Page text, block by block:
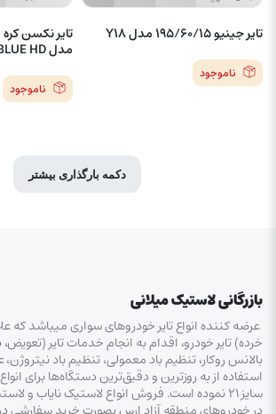
تایر جینیو 195/60/15 مدل Y18
ناموجود
مدل NBLUE HD
ناموجود
دکمه بارگذاری بیشتر
بازرگانی لاستیک میلانی
عرضه کننده انواع تایر خودروهای سواری میباشد که
خرده‌) تایر خودرو، اقدام به انجام خدمات تایر (تعویض،
بالانس روکار، تنظیم باد معمولی، تنظیم باد نیتروژن،
سایز ۲۱ نموده است. فروش انواع لاستیک‌ نایاب و